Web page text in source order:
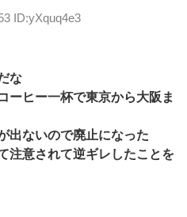
ID:yXquq4e3
な
ーヒー一杯で東京から大阪ま
出ないので廃止になった
注意されて逆ギレしたことを